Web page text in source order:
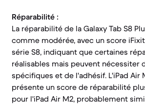
Réparabilité :
La réparabilité de la Galaxy Tab S8
comme modérée, avec un score
série S8, indiquant que certaines
réalisables mais peuvent nécessiter
spécifiques et de l'adhésif. L'iPad Air
présente un score de réparabilité
pour l'iPad Air M2, probablement